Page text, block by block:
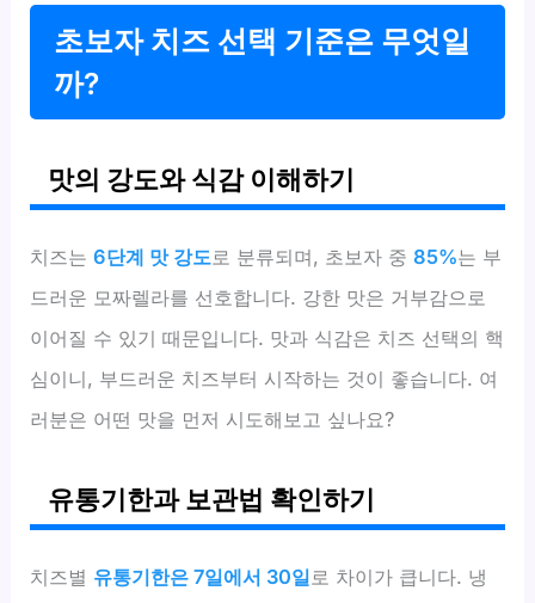
초보자 치즈 선택 기준은 무엇일
까?
맛의 강도와 식감 이해하기
치즈는6단계 맛 강도 로 분류되며, 초보자 중85%는 부
드러운 모짜렐라를 선호합니다. 강한 맛은 거부감으로
이어질 수 있기 때문입니다. 맛과 식감은 치즈 선택의 핵
심이니, 부드러운 치즈부터 시작하는 것이 좋습니다. 여
러분은 어떤 맛을 먼저 시도해보고 싶나요?
유통기한과 보관법 확인하기
치즈별 유통기한은 7일에서 30일 로 차이가 큽니다. 냉